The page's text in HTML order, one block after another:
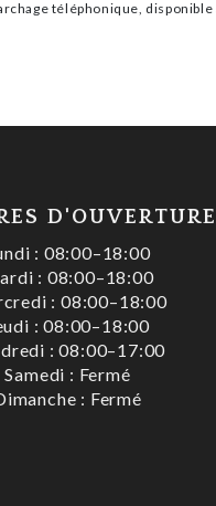
téléphonique,
D'OUVERTURE
: 08:00–18:00
: 08:00–18:00
: 08:00–18:00
: 08:00–18:00
: 08:00–17:00
Samedi : Fermé
: Fermé